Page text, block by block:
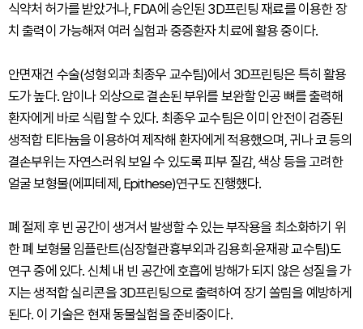
식약처 허가를 받았거나, FDA에 승인된 3D프린팅 재료를 이용한 장
치 출력이 가능해져 여러 실험과 중증환자 치료에 활용 중이다.
안면재건 수술(성형외과 최종우 교수팀)에서 3D프린팅은 특히 활용
도가 높다. 암이나 외상으로 결손된 부위를 보완할 인공 뼈를 출력해
환자에게 바로 식립할 수 있다. 최종우 교수팀은 이미 안전이 검증된
생적합 티타늄을 이용하여 제작해 환자에게 적용했으며, 귀나 코 등의
결손부위는 자연스러워 보일 수 있도록 피부 질감, 색상 등을 고려한
얼굴 보형물(에피테제, Epithese)연구도 진행했다.
폐 절제 후 빈 공간이 생겨서 발생할 수 있는 부작용을 최소화하기 위
한 폐 보형물 임플란트(심장혈관흉부외과 김용희·윤재광 교수팀)도
연구 중에 있다. 신체 내 빈 공간에 호흡에 방해가 되지 않은 성질을 가
지는 생적합 실리콘을 3D프린팅으로 출력하여 장기 쏠림을 예방하게
된다. 이 기술은 현재 동물실험을 준비중이다.